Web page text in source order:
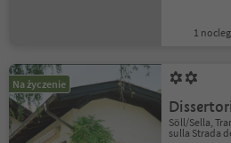
1
Na życzenie
Söll/Sella,
sulla Strada